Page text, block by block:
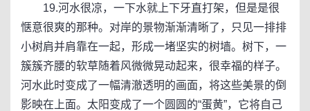
19.河水很凉，一下水就上下牙直打架，但是是很
惬意很爽的那种。对岸的景物渐渐清晰了，只见一排排
小树肩并肩靠在一起，形成一堵坚实的树墙。树下，一
簇簇齐腰的软草随着风微微晃动起来，很幸福的样子。
河水此时变成了一幅清澈透明的画面，将这些美景的倒
影映在上面。太阳变成了一个圆圆的“蛋黄”，它将自己